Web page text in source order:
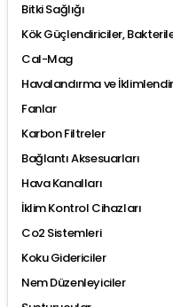
Bitki Sağlığı
Kök Güçlendiriciler,
Cal-Mag
Havalandırma ve
Fanlar
Karbon Filtreler
Bağlantı Aksesuarları
Hava Kanalları
İklim Kontrol Cihazları
Co2 Sistemleri
Koku Gidericiler
Nem Düzenleyiciler